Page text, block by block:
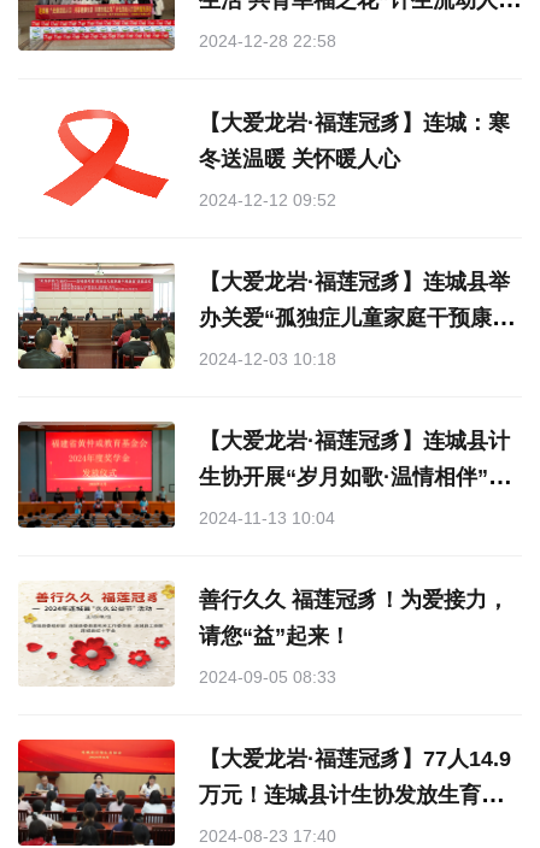
宣传服务活动
2024-12-28 22:58
【大爱龙岩·福莲冠豸】连城：寒
冬送温暖 关怀暖人心
2024-12-12 09:52
【大爱龙岩·福莲冠豸】连城县举
办关爱“孤独症儿童家庭干预康
复”课堂活动
2024-12-03 10:18
【大爱龙岩·福莲冠豸】连城县计
生协开展“岁月如歌·温情相伴”集
体庆生活动
2024-11-13 10:04
善行久久 福莲冠豸！为爱接力，
请您“益”起来！
2024-09-05 08:33
【大爱龙岩·福莲冠豸】77人14.9
万元！连城县计生协发放生育关
怀金秋助学金
2024-08-23 17:40